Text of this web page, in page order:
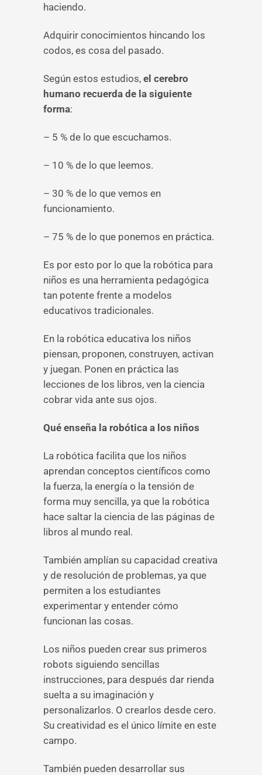
haciendo.
Adquirir conocimientos hincando los
codos, es cosa del pasado.
Según estos estudios, el cerebro
humano recuerda de la siguiente
forma:
– 5 % de lo que escuchamos.
– 10 % de lo que leemos.
– 30 % de lo que vemos en
funcionamiento.
– 75 % de lo que ponemos en práctica.
Es por esto por lo que la robótica para
niños es una herramienta pedagógica
tan potente frente a modelos
educativos tradicionales.
En la robótica educativa los niños
piensan, proponen, construyen, activan
y juegan. Ponen en práctica las
lecciones de los libros, ven la ciencia
cobrar vida ante sus ojos.
Qué enseña la robótica a los niños
La robótica facilita que los niños
aprendan conceptos científicos como
la fuerza, la energía o la tensión de
forma muy sencilla, ya que la robótica
hace saltar la ciencia de las páginas de
libros al mundo real.
También amplían su capacidad creativa
y de resolución de problemas, ya que
permiten a los estudiantes
experimentar y entender cómo
funcionan las cosas.
Los niños pueden crear sus primeros
robots siguiendo sencillas
instrucciones, para después dar rienda
suelta a su imaginación y
personalizarlos. O crearlos desde cero.
Su creatividad es el único límite en este
campo.
También pueden desarrollar sus